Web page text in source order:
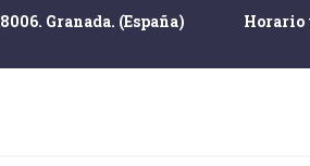
Granada. (España)
Horario